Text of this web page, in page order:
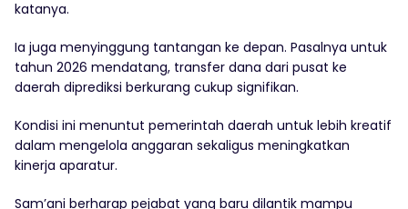
katanya.
Ia juga menyinggung tantangan ke depan. Pasalnya untuk
tahun 2026 mendatang, transfer dana dari pusat ke
daerah diprediksi berkurang cukup signifikan.
Kondisi ini menuntut pemerintah daerah untuk lebih kreatif
dalam mengelola anggaran sekaligus meningkatkan
kinerja aparatur.
Sam’ani berharap pejabat yang baru dilantik mampu